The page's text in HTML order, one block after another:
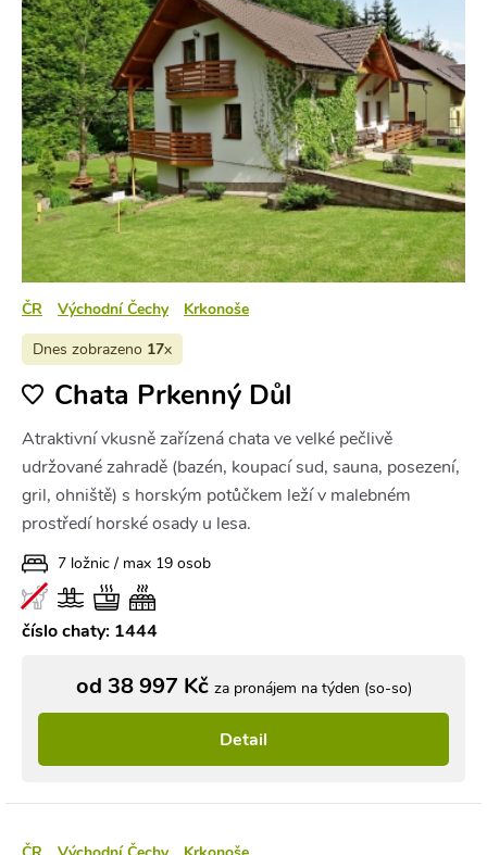
ČR Východní Čechy Krkonoše
Dnes zobrazeno 17x
Chata Prkenný Důl
Atraktivní vkusně zařízená chata ve velké pečlivě
udržované zahradě (bazén, koupací sud, sauna, posezení,
gril, ohniště) s horským potůčkem leží v malebném
prostředí horské osady u lesa.
7 ložnic / max 19 osob
číslo chaty: 1444
od 38 997 Kč za pronájem na týden (so-so)
Detail